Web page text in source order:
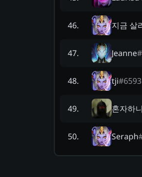
46. 지금 살
47. Jeanne#
48. tji#6593
49. 혼자하
50. Seraph